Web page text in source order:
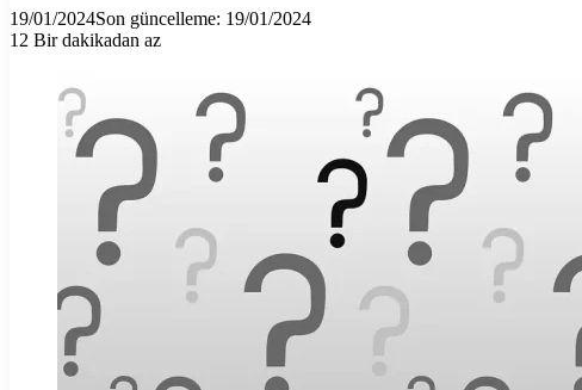
19/01/2024Son güncelleme: 19/01/2024
12 Bir dakikadan az